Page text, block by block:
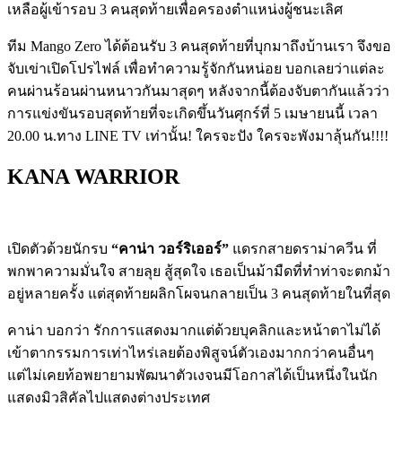
เหลือผู้เข้ารอบ 3 คนสุดท้ายเพื่อครองตำแหน่งผู้ชนะเลิศ
ทีม Mango Zeroได้ต้อนรับ 3 คนสุดท้ายที่บุกมาถึงบ้านเรา จึงขอ
จับเข่าเปิดโปรไฟล์ เพื่อทำความรู้จักกันหน่อย บอกเลยว่าแต่ละ
คนผ่านร้อนผ่านหนาวกันมาสุดๆ หลังจากนี้ต้องจับตากันแล้วว่า
การแข่งขันรอบสุดท้ายที่จะเกิดขึ้นวันศุกร์ที่ 5 เมษายนนี้ เวลา
20.00 น.ทาง LINE TV เท่านั้น! ใครจะปัง ใครจะพังมาลุ้นกัน!!!!
KANA WARRIOR
เปิดตัวด้วยนักรบ “คาน่า วอร์ริเออร์” แดรกสายดราม่าควีน ที่
พกพาความมั่นใจ สายลุย สู้สุดใจ เธอเป็นม้ามืดที่ทำท่าจะตกม้า
อยู่หลายครั้ง แต่สุดท้ายผลิกโผจนกลายเป็น 3 คนสุดท้ายในที่สุด
คาน่า บอกว่า รักการแสดงมากแต่ด้วยบุคลิกและหน้าตาไม่ได้
เข้าตากรรมการเท่าไหร่เลยต้องพิสูจน์ตัวเองมากกว่าคนอื่นๆ
แต่ไม่เคยท้อพยายามพัฒนาตัวเงจนมีโอกาสได้เป็นหนึ่งในนัก
แสดงมิวสิคัลไปแสดงต่างประเทศ